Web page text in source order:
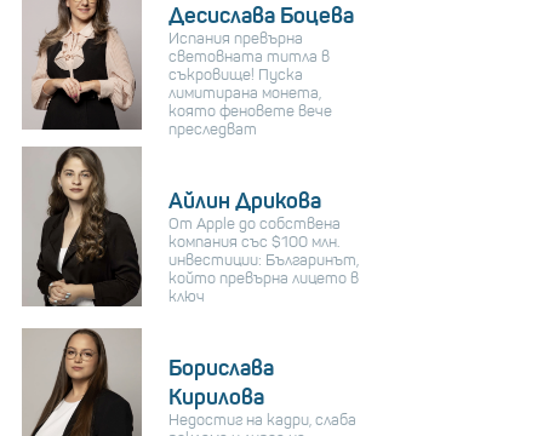
Десислава Боцева
Испания превърна
световната титла в
съкровище! Пуска
лимитирана монета,
която феновете вече
преследват
Айлин Дрикова
От Apple до собствена
компания със $100 млн.
инвестиции: Българинът,
който превърна лицето в
ключ
Борислава
Кирилова
Недостиг на кадри, слаба